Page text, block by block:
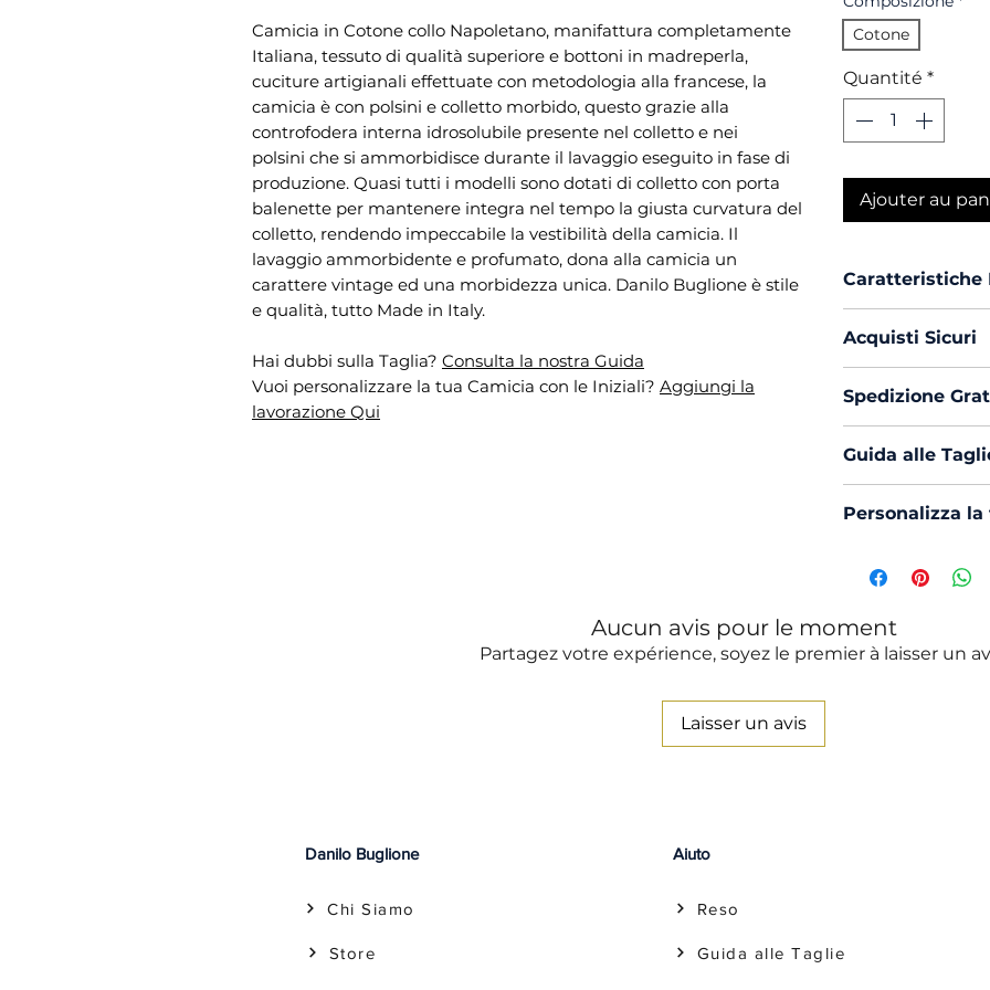
Camicia in Cotone collo Napoletano, manifattura completamente
Italiana, tessuto di qualità superiore e bottoni in madreperla,
cuciture artigianali effettuate con metodologia alla francese, la
camicia è con polsini e colletto morbido, questo grazie alla
controfodera interna idrosolubile presente nel colletto e nei
polsini che si ammorbidisce durante il lavaggio eseguito in fase di
produzione. Quasi tutti i modelli sono dotati di colletto con porta
balenette per mantenere integra nel tempo la giusta curvatura del
colletto, rendendo impeccabile la vestibilità della camicia. Il
lavaggio ammorbidente e profumato, dona alla camicia un
carattere vintage ed una morbidezza unica. Danilo Buglione è stile
e qualità, tutto Made in Italy.
Hai dubbi sulla Taglia? Consulta la nostra Guida
Vuoi personalizzare la tua Camicia con le Iniziali? Aggiungi la
lavorazione Qui
Cotone
Quantité *
Ajouter au
Caratteristiche
Collo :
Polso :Tondo
Mouche :Si
Produzione :
Trattamento
Acquisti Sicuri
con PayPal o
Spedizione
Guida alle
la nostra Guida.
Personalizza
oppure,
Aucun avis pour le moment
Partagez votre expérience, soyez le premier à laisser un
Laisser un avis
Danilo Buglione
Chi Siamo
Store
Aiuto
Reso
Guida alle Taglie